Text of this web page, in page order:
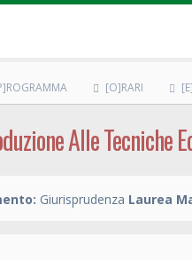
[O]RARI
Alle Tecniche
Giurisprudenza Laurea